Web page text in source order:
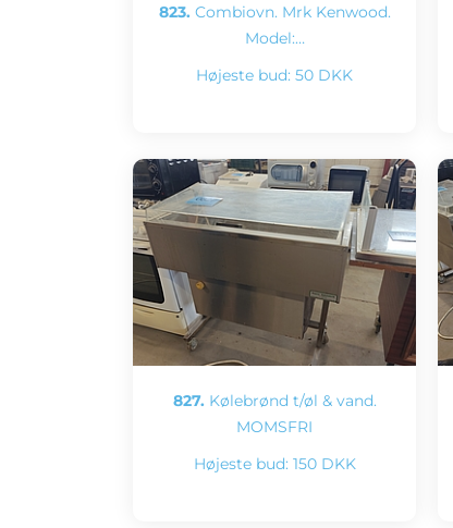
823. Combiovn. Mrk Kenwood.
Model:…
Højeste bud: 50 DKK
827. Kølebrønd t/øl & vand.
MOMSFRI
Højeste bud: 150 DKK